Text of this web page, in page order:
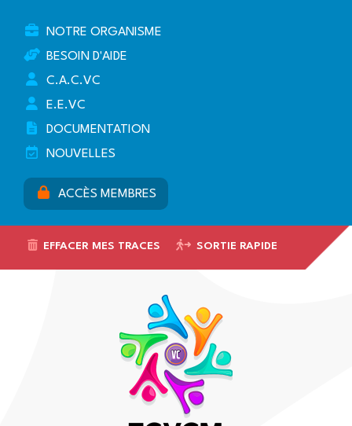
NOTRE ORGANISME
BESOIN D'AIDE
C.A.C.VC
E.E.VC
DOCUMENTATION
NOUVELLES
ACCÈS MEMBRES
EFFACER MES TRACES SORTIE RAPIDE